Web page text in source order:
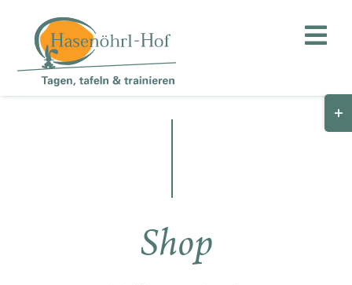
springen
Unternehmen
Shop